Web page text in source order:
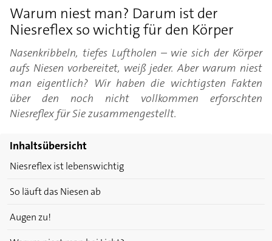
Warum niest man? Darum ist der
Niesreflex so wichtig für den Körper
Nasenkribbeln, tiefes Luftholen – wie sich der Körper
aufs Niesen vorbereitet, weiß jeder. Aber warum niest
man eigentlich? Wir haben die wichtigsten Fakten
über den noch nicht vollkommen erforschten
Niesreflex für Sie zusammengestellt.
Inhaltsübersicht
Niesreflex ist lebenswichtig
So läuft das Niesen ab
Augen zu!